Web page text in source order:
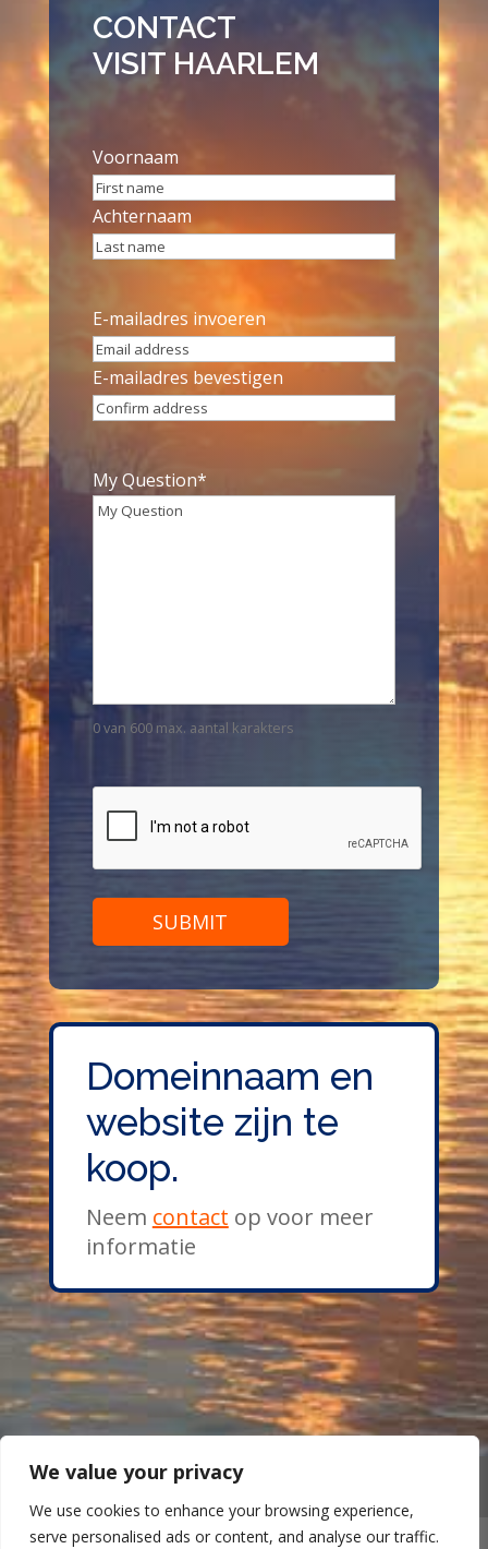
We value your privacy
We use cookies to enhance your browsing experience,
serve personalised ads or content, and analyse our traffic.
CONTACT
VISIT HAARLEM
Name*
Voornaam
Achternaam
Email*
E-mailadres invoeren
E-mailadres bevestigen
My Question*
0 van 600 max. aantal karakters
Domeinnaam en
website zijn te
koop.
Neem contact op voor meer
informatie
Partner pagina